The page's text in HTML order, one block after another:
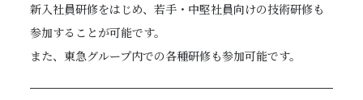
新入社員研修をはじめ、若手・中堅社員向けの技術研修も
参加することが可能です。
また、東急グループ内での各種研修も参加可能です。